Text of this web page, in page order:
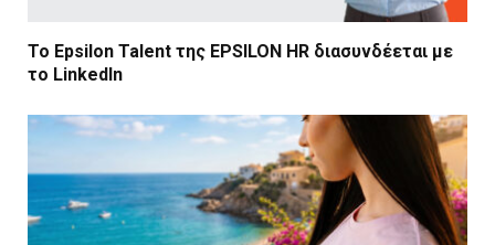
Το Epsilon Talent της EPSILON HR διασυνδέεται με
το LinkedIn